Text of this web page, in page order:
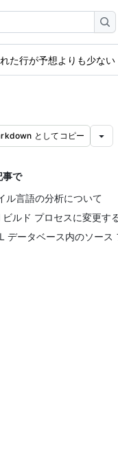
た行が予想よりも少ない
としてコピー
事で
ル言語の分析について
ルド プロセスに変更す
データベース内のソース